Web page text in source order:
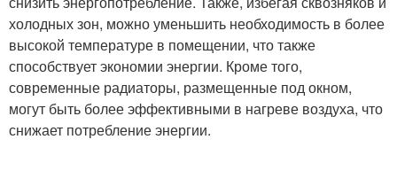
холодных зон, можно уменьшить необходимость в более
высокой температуре в помещении, что также
способствует экономии энергии. Кроме того,
современные радиаторы, размещенные под окном,
могут быть более эффективными в нагреве воздуха, что
снижает потребление энергии.